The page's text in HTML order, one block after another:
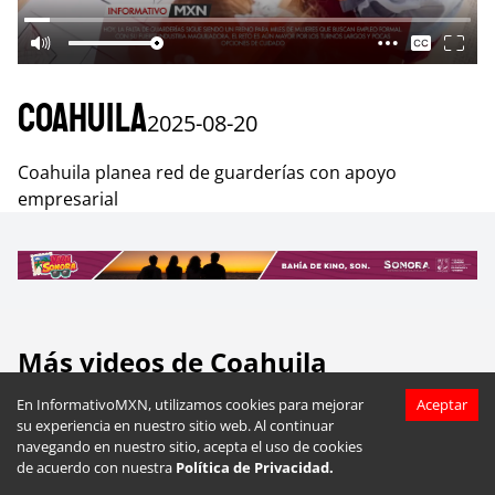
En InformativoMXN, utilizamos cookies para mejorar
su experiencia en nuestro sitio web. Al continuar
navegando en nuestro sitio, acepta el uso de cookies
de acuerdo con nuestra Política de Privacidad.
Aceptar
Coahuila2025-08-20
Coahuila planea red de guarderías con apoyo
empresarial
Más videos de Coahuila